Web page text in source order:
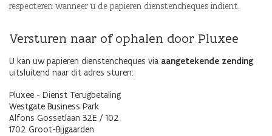
respecteren wanneer u de papieren dienstencheques indient.
Versturen naar of ophalen door Pluxee
U kan uw papieren dienstencheques via aangetekende zending
uitsluitend naar dit adres sturen:
Pluxee - Dienst Terugbetaling
Westgate Business Park
Alfons Gossetlaan 32E / 102
1702 Groot-Bijgaarden